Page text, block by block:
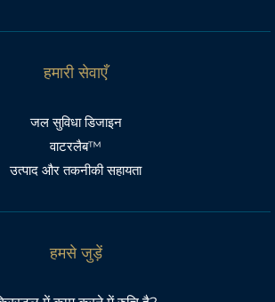
हमारी सेवाएँ
जल सुविधा डिजाइन
वाटरलैब™
उत्पाद और तकनीकी सहायता
हमसे जुड़ें